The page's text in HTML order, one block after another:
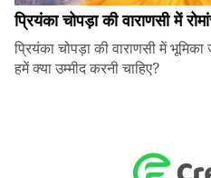
प्रियंका चोपड़ा की वाराणसी में
प्रियंका चोपड़ा की वाराणसी में
हमें क्या उम्मीद करनी चाहिए?